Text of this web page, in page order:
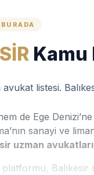
Kamu
avukat listesi.
de Ege
sanayi ve
uzman avukatları
platformu, Balıkesir